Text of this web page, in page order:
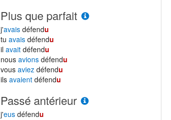
Plus que parfait
j'avais défendu
tuavais défendu
ilavait défendu
nousavions défendu
vousaviez défendu
ilsavaient défendu
Passé antérieur
j'eus défendu